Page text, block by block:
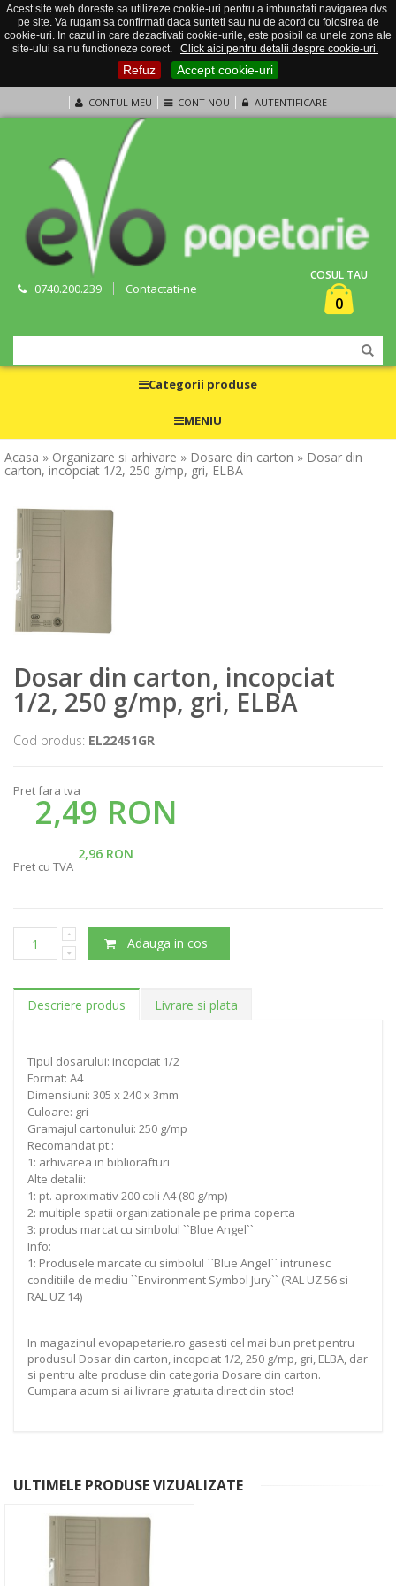
Acest site web doreste sa utilizeze cookie-uri pentru a imbunatati navigarea dvs.
pe site. Va rugam sa confirmati daca sunteti sau nu de acord cu folosirea de
cookie-uri. In cazul in care dezactivati cookie-urile, este posibil ca unele zone ale
site-ului sa nu functioneze corect.
Click aici pentru detalii despre cookie-uri.
Refuz Accept cookie-uri
CONTUL MEU CONT NOU AUTENTIFICARE
0740.200.239 Contactati-ne
COSUL TAU
0
Categorii produse
MENIU
Acasa » Organizare si arhivare » Dosare din carton » Dosar din
carton, incopciat 1/2, 250 g/mp, gri, ELBA
Dosar din carton, incopciat
1/2, 250 g/mp, gri, ELBA
Cod produs: EL22451GR
Pret fara tva
2,49 RON
2,96 RON
Pret cu TVA
Adauga in cos
Descriere produs Livrare si plata
Tipul dosarului: incopciat 1/2
Format: A4
Dimensiuni: 305 x 240 x 3mm
Culoare: gri
Gramajul cartonului: 250 g/mp
Recomandat pt.:
1: arhivarea in bibliorafturi
Alte detalii:
1: pt. aproximativ 200 coli A4 (80 g/mp)
2: multiple spatii organizationale pe prima coperta
3: produs marcat cu simbolul ``Blue Angel``
Info:
1: Produsele marcate cu simbolul ``Blue Angel`` intrunesc
conditiile de mediu ``Environment Symbol Jury`` (RAL UZ 56 si
RAL UZ 14)
In magazinul evopapetarie.ro gasesti cel mai bun pret pentru
produsul Dosar din carton, incopciat 1/2, 250 g/mp, gri, ELBA, dar
si pentru alte produse din categoria Dosare din carton.
Cumpara acum si ai livrare gratuita direct din stoc!
ULTIMELE PRODUSE VIZUALIZATE